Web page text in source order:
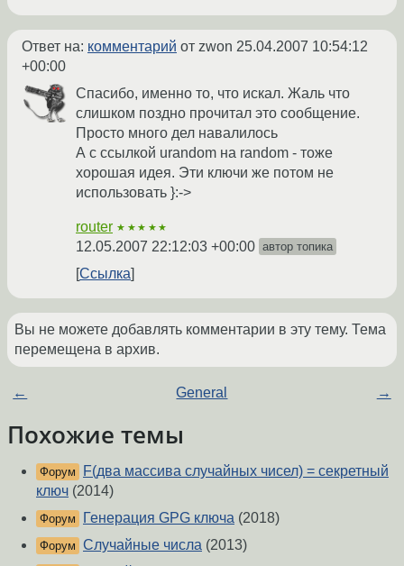
Ответ на: комментарий от zwon 25.04.2007 10:54:12
+00:00
Спасибо, именно то, что искал. Жаль что
слишком поздно прочитал это сообщение.
Просто много дел навалилось
А с ссылкой urandom на random - тоже
хорошая идея. Эти ключи же потом не
использовать }:->
router ★★★★★
12.05.2007 22:12:03 +00:00 автор топика
Ссылка
Вы не можете добавлять комментарии в эту тему. Тема
перемещена в архив.
← General →
Похожие темы
Форум
F(два массива случайных чисел) = секретный
ключ (2014)
Форум Генерация GPG ключа (2018)
Форум Случайные числа (2013)